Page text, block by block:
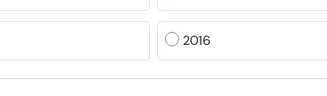
2016